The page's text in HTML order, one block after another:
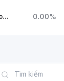
1Confirmation Portfolio 0.00%